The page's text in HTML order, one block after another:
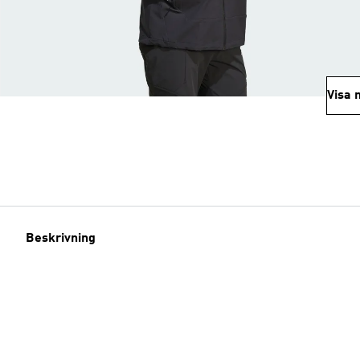
Visa
Beskrivning